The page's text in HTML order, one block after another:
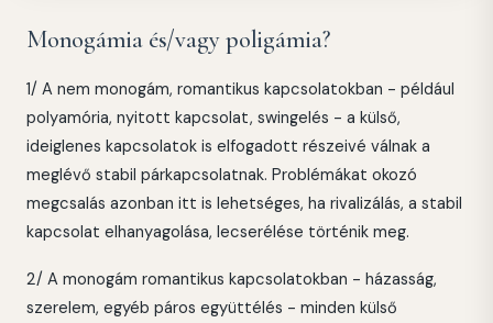
Monogámia és/vagy poligámia?
1/ A nem monogám, romantikus kapcsolatokban - például
polyamória, nyitott kapcsolat, swingelés - a külső,
ideiglenes kapcsolatok is elfogadott részeivé válnak a
meglévő stabil párkapcsolatnak. Problémákat okozó
megcsalás azonban itt is lehetséges, ha rivalizálás, a stabil
kapcsolat elhanyagolása, lecserélése történik meg.
2/ A monogám romantikus kapcsolatokban - házasság,
szerelem, egyéb páros együttélés - minden külső